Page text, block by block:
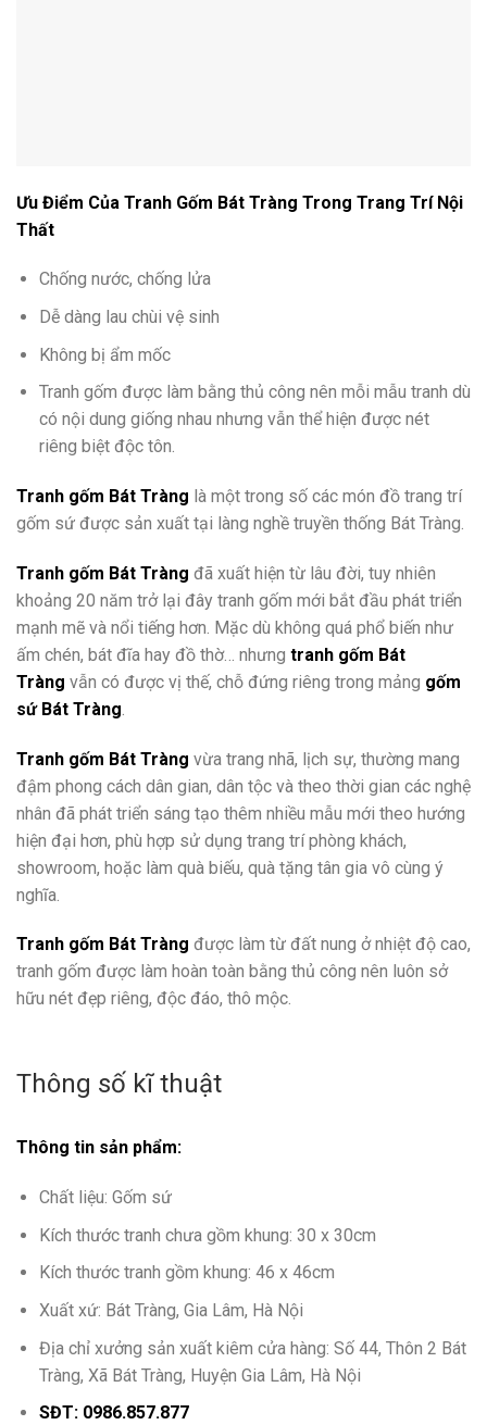
Ưu Điểm Của Tranh Gốm Bát Tràng Trong Trang Trí Nội
Thất
Chống nước, chống lửa
Dễ dàng lau chùi vệ sinh
Không bị ẩm mốc
Tranh gốm được làm bằng thủ công nên mỗi mẫu tranh dù
có nội dung giống nhau nhưng vẫn thể hiện được nét
riêng biệt độc tôn.
Tranh gốm Bát Tràng là một trong số các món đồ trang trí
gốm sứ được sản xuất tại làng nghề truyền thống Bát Tràng.
Tranh gốm Bát Tràng đã xuất hiện từ lâu đời, tuy nhiên
khoảng 20 năm trở lại đây tranh gốm mới bắt đầu phát triển
mạnh mẽ và nổi tiếng hơn. Mặc dù không quá phổ biến như
ấm chén, bát đĩa hay đồ thờ… nhưng tranh gốm Bát
Tràng vẫn có được vị thế, chỗ đứng riêng trong mảng gốm
sứ Bát Tràng
Tranh gốm Bát Tràng vừa trang nhã, lịch sự, thường mang
đậm phong cách dân gian, dân tộc và theo thời gian các nghệ
nhân đã phát triển sáng tạo thêm nhiều mẫu mới theo hướng
hiện đại hơn, phù hợp sử dụng trang trí phòng khách,
showroom, hoặc làm quà biếu, quà tặng tân gia vô cùng ý
nghĩa.
Tranh gốm Bát Tràng được làm từ đất nung ở nhiệt độ cao,
tranh gốm được làm hoàn toàn bằng thủ công nên luôn sở
hữu nét đẹp riêng, độc đáo, thô mộc.
Thông số kĩ thuật
Thông tin sản phẩm:
Chất liệu: Gốm sứ
Kích thước tranh chưa gồm khung: 30 x 30cm
Kích thước tranh gồm khung: 46 x 46cm
Xuất xứ: Bát Tràng, Gia Lâm, Hà Nội
Địa chỉ xưởng sản xuất kiêm cửa hàng: Số 44, Thôn 2 Bát
Tràng, Xã Bát Tràng, Huyện Gia Lâm, Hà Nội
SĐT: 0986.857.877